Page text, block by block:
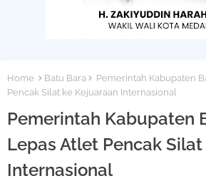
Home Batu Bara
Pemerintah Kabupaten
Pencak Silat ke Kejuaraan Internasional
Pemerintah Kabupaten
Lepas Atlet Pencak
Internasional